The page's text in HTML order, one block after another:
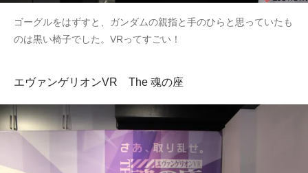
ゴーグルをはずすと、ガンダムの親指と手のひらと思っていたも
のは黒い椅子でした。VRってすごい！
エヴァンゲリオンVR The 魂の座